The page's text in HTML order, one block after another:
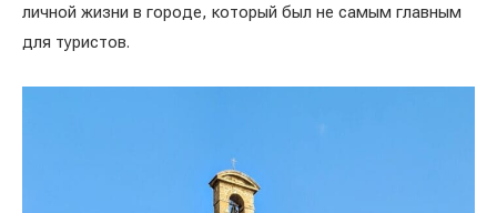
личной жизни в городе, который был не самым главным
для туристов.